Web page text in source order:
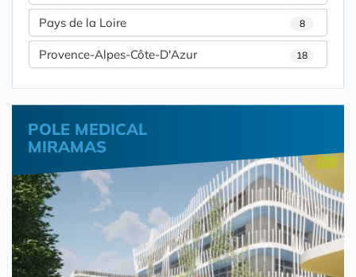
Pays de la Loire 8
Provence-Alpes-Côte-D'Azur 18
POLE MEDICAL
MIRAMAS